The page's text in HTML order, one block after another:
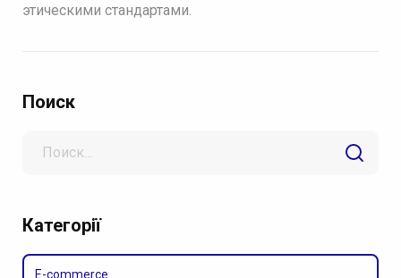
этическими стандартами.
Поиск
Категорії
E-commerce